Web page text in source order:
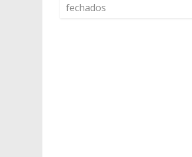
fechados